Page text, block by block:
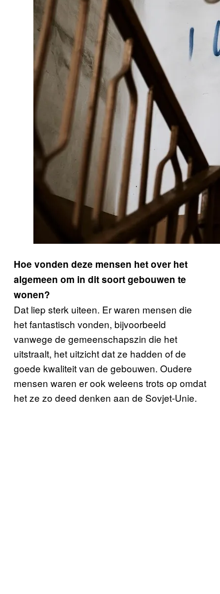
Hoe vonden deze mensen het over het
algemeen om in dit soort gebouwen te
wonen?
Dat liep sterk uiteen. Er waren mensen die
het fantastisch vonden, bijvoorbeeld
vanwege de gemeenschapszin die het
uitstraalt, het uitzicht dat ze hadden of de
goede kwaliteit van de gebouwen. Oudere
mensen waren er ook weleens trots op omdat
het ze zo deed denken aan de Sovjet-Unie.